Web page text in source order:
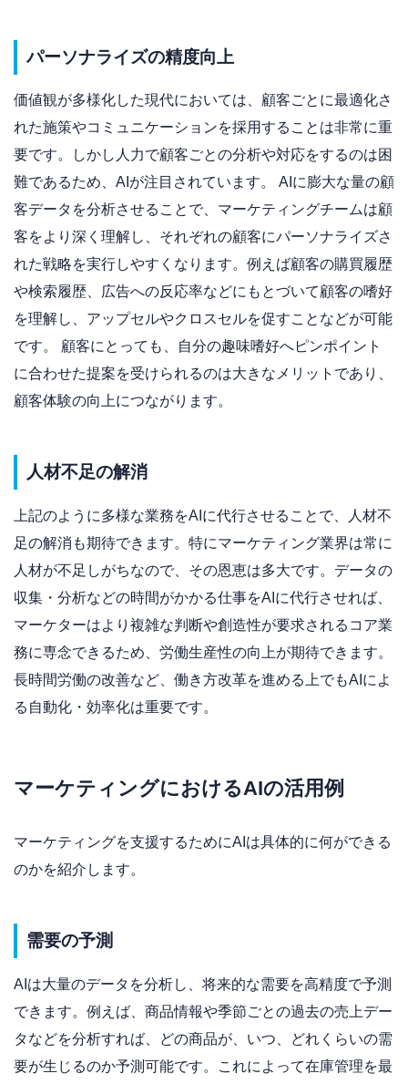
パーソナライズの精度向上
価値観が多様化した現代においては、顧客ごとに最適化さ
れた施策やコミュニケーションを採用することは非常に重
要です。しかし人力で顧客ごとの分析や対応をするのは困
難であるため、AIが注目されています。 AIに膨大な量の顧
客データを分析させることで、マーケティングチームは顧
客をより深く理解し、それぞれの顧客にパーソナライズさ
れた戦略を実行しやすくなります。例えば顧客の購買履歴
や検索履歴、広告への反応率などにもとづいて顧客の嗜好
を理解し、アップセルやクロスセルを促すことなどが可能
です。 顧客にとっても、自分の趣味嗜好へピンポイント
に合わせた提案を受けられるのは大きなメリットであり、
顧客体験の向上につながります。
人材不足の解消
上記のように多様な業務をAIに代行させることで、人材不
足の解消も期待できます。特にマーケティング業界は常に
人材が不足しがちなので、その恩恵は多大です。データの
収集・分析などの時間がかかる仕事をAIに代行させれば、
マーケターはより複雑な判断や創造性が要求されるコア業
務に専念できるため、労働生産性の向上が期待できます。
長時間労働の改善など、働き方改革を進める上でもAIによ
る自動化・効率化は重要です。
マーケティングにおけるAIの活用例
マーケティングを支援するためにAIは具体的に何ができる
のかを紹介します。
需要の予測
AIは大量のデータを分析し、将来的な需要を高精度で予測
できます。例えば、商品情報や季節ごとの過去の売上デー
タなどを分析すれば、どの商品が、いつ、どれくらいの需
要が生じるのか予測可能です。これによって在庫管理を最